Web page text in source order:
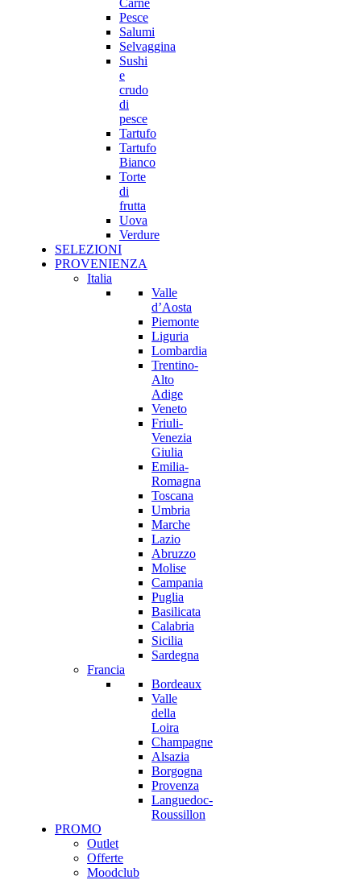
Carne
Pesce
Salumi
Selvaggina
Sushi
e
crudo
di
pesce
Tartufo
Tartufo
Bianco
Torte
di
frutta
Uova
Verdure
SELEZIONI
PROVENIENZA
Italia
Valle
d’Aosta
Piemonte
Liguria
Lombardia
Trentino-
Alto
Adige
Veneto
Friuli-
Venezia
Giulia
Emilia-
Romagna
Toscana
Umbria
Marche
Lazio
Abruzzo
Molise
Campania
Puglia
Basilicata
Calabria
Sicilia
Sardegna
Francia
Bordeaux
Valle
della
Loira
Champagne
Alsazia
Borgogna
Provenza
Languedoc-
Roussillon
PROMO
Outlet
Offerte
Moodclub